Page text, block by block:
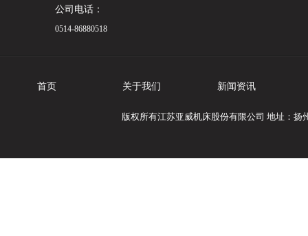
公司电话：
0514-86880518
首页 关于我们 新闻资讯
版权所有江苏亚威机床股份有限公司 地址：